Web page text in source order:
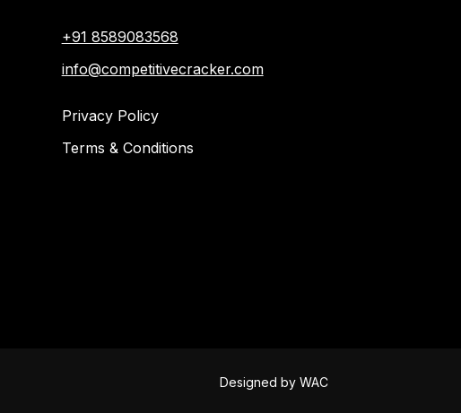
+91 8589083568
info@competitivecracker.com
Privacy Policy
Terms & Conditions
Designed by WAC